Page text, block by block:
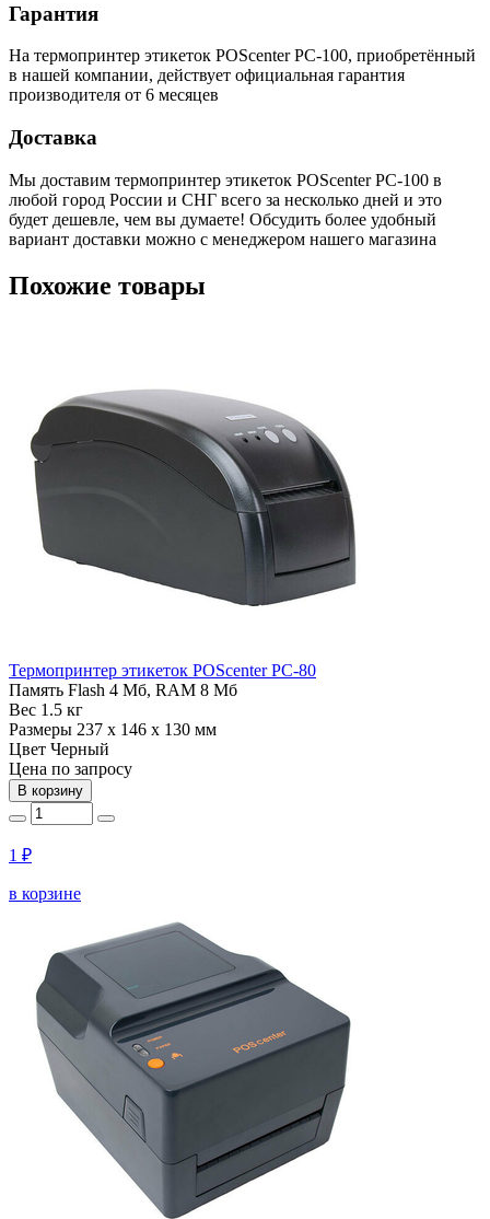
Гарантия
На термопринтер этикеток POScenter PC-100, приобретённый
в нашей компании, действует официальная гарантия
производителя от 6 месяцев
Доставка
Мы доставим термопринтер этикеток POScenter PC-100 в
любой город России и СНГ всего за несколько дней и это
будет дешевле, чем вы думаете! Обсудить более удобный
вариант доставки можно с менеджером нашего магазина
Похожие товары
Термопринтер этикеток POScenter PC-80
Память Flash 4 Мб, RAM 8 Мб
Вес 1.5 кг
Размеры 237 x 146 x 130 мм
Цвет Черный
Цена по запросу
В корзину
1 ₽
в корзине